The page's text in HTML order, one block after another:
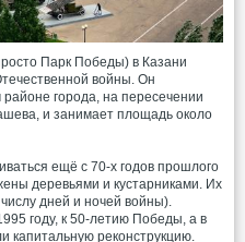
Парк Победы) в Казани
войны. Он
города, на пересечении
и занимает площадь около
ещё с 70-х годов прошлого
деревьями и кустарниками. Их
дней и ночей войны).
году, к 50-летию Победы, а в
капитальную реконструкцию.